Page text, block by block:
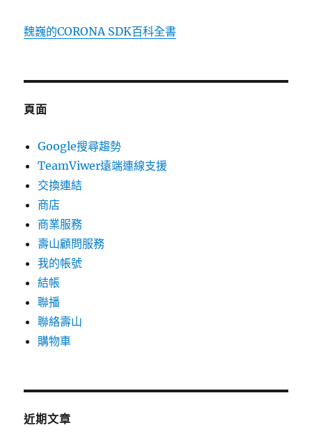
魏巍的CORONA SDK百科全書
頁面
Google搜尋趨勢
TeamViwer遠端連線支援
交換連結
商店
商業服務
壽山顧問服務
我的帳號
結帳
聯播
聯絡壽山
購物車
近期文章